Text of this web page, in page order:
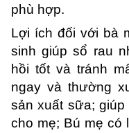
phù hợp.
Lợi ích đối với bà
sinh giúp sổ rau
hồi tốt và tránh
ngay và thường
sản xuất sữa;
cho mẹ; Bú mẹ có